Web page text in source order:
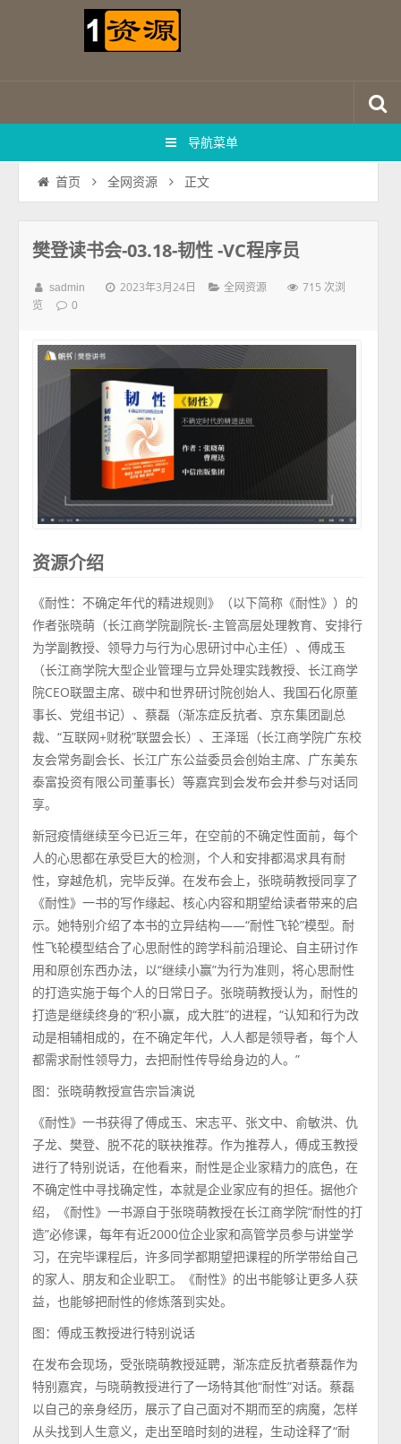
导航菜单
首页 全网资源 正文
樊登读书会-03.18-韧性 -VC程序员
sadmin 2023年3月24日 全网资源
715 次浏
览
0
资源介绍
《耐性：不确定年代的精进规则》（以下简称《耐性》）的
作者张晓萌（长江商学院副院长-主管高层处理教育、安排行
为学副教授、领导力与行为心思研讨中心主任）、傅成玉
（长江商学院大型企业管理与立异处理实践教授、长江商学
院CEO联盟主席、碳中和世界研讨院创始人、我国石化原董
事长、党组书记）、蔡磊（渐冻症反抗者、京东集团副总
裁、“互联网+财税”联盟会长）、王泽瑶（长江商学院广东校
友会常务副会长、长江广东公益委员会创始主席、广东美东
泰富投资有限公司董事长）等嘉宾到会发布会并参与对话同
享。
新冠疫情继续至今已近三年，在空前的不确定性面前，每个
人的心思都在承受巨大的检测，个人和安排都渴求具有耐
性，穿越危机，完毕反弹。在发布会上，张晓萌教授同享了
《耐性》一书的写作缘起、核心内容和期望给读者带来的启
示。她特别介绍了本书的立异结构——“耐性飞轮”模型。耐
性飞轮模型结合了心思耐性的跨学科前沿理论、自主研讨作
用和原创东西办法，以“继续小赢”为行为准则，将心思耐性
的打造实施于每个人的日常日子。张晓萌教授认为，耐性的
打造是继续终身的“积小赢，成大胜”的进程，“认知和行为改
动是相辅相成的，在不确定年代，人人都是领导者，每个人
都需求耐性领导力，去把耐性传导给身边的人。”
图：张晓萌教授宣告宗旨演说
《耐性》一书获得了傅成玉、宋志平、张文中、俞敏洪、仇
子龙、樊登、脱不花的联袂推荐。作为推荐人，傅成玉教授
进行了特别说话，在他看来，耐性是企业家精力的底色，在
不确定性中寻找确定性，本就是企业家应有的担任。据他介
绍，《耐性》一书源自于张晓萌教授在长江商学院“耐性的打
造”必修课，每年有近2000位企业家和高管学员参与讲堂学
习，在完毕课程后，许多同学都期望把课程的所学带给自己
的家人、朋友和企业职工。《耐性》的出书能够让更多人获
益，也能够把耐性的修炼落到实处。
图：傅成玉教授进行特别说话
在发布会现场，受张晓萌教授延聘，渐冻症反抗者蔡磊作为
特别嘉宾，与晓萌教授进行了一场特其他“耐性”对话。蔡磊
以自己的亲身经历，展示了自己面对不期而至的病魔，怎样
从头找到人生意义，走出至暗时刻的进程，生动诠释了“耐